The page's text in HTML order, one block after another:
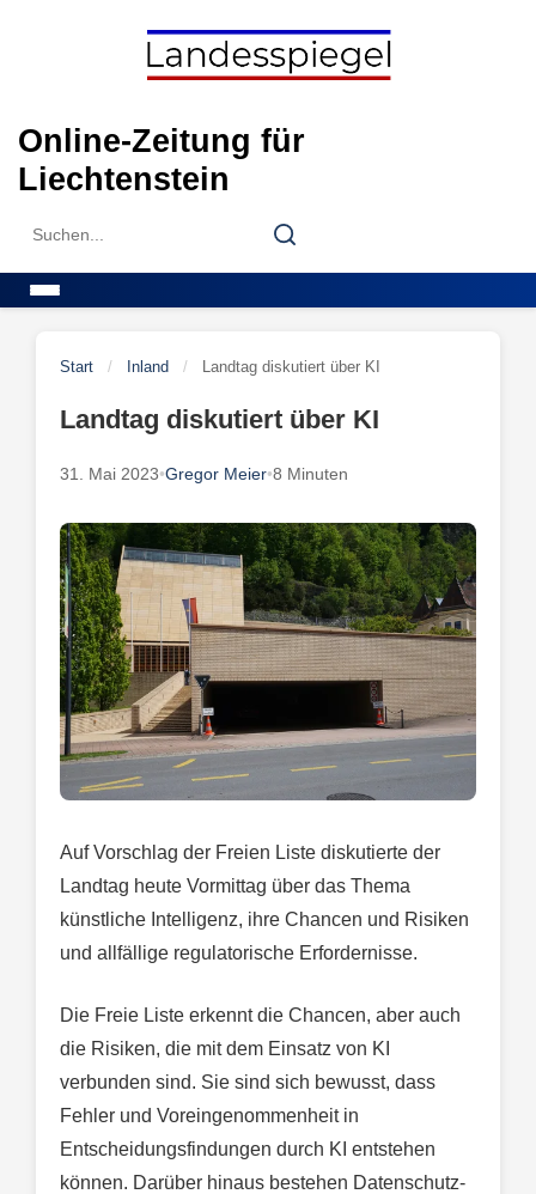
Online-Zeitung für
Liechtenstein
Search
Search
Start / Inland / Landtag diskutiert über KI
Landtag diskutiert über KI
31. Mai 2023•Gregor Meier•8 Minuten
Auf Vorschlag der Freien Liste diskutierte der
Landtag heute Vormittag über das Thema
künstliche Intelligenz, ihre Chancen und Risiken
und allfällige regulatorische Erfordernisse.
Die Freie Liste erkennt die Chancen, aber auch
die Risiken, die mit dem Einsatz von KI
verbunden sind. Sie sind sich bewusst, dass
Fehler und Voreingenommenheit in
Entscheidungsfindungen durch KI entstehen
können. Darüber hinaus bestehen Datenschutz-